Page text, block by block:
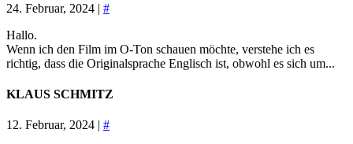
24. Februar, 2024 | #
Hallo.
Wenn ich den Film im O-Ton schauen möchte, verstehe ich es
richtig, dass die Originalsprache Englisch ist, obwohl es sich um...
KLAUS SCHMITZ
12. Februar, 2024 | #